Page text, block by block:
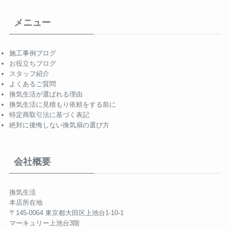
メニュー
施工事例ブログ
お役立ちブログ
スタッフ紹介
よくあるご質問
換気生活が選ばれる理由
換気生活に見積もり依頼をする前に
特定商取引法に基づく表記
絶対に後悔しない換気扇の選び方
会社概要
換気生活
本店所在地
〒145-0064 東京都大田区上池台1-10-1
マーキュリー上池台3階